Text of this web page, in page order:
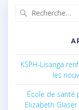
KSPH-Lisanga
les
École de santé
Elizabeth